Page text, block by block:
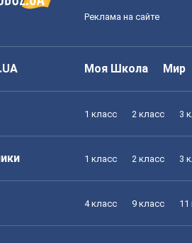
Реклама на сайте
Моя Школа Мир
1 класс 2 класс 3
1 класс 2 класс 3
4 класс 9 класс 11